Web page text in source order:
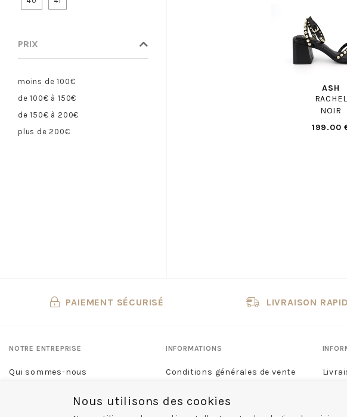
BRUNOS
BULLBOXER
BULLBOXER F
CAMPER
CERVONE H
CIENTA
CLARKS
COCO ABRICOT
PRIX
moins de 100€
de 100€ à 150€
de 150€ à 200€
plus de 200€
ASH
RACHEL
NOIR
199.00
PAIEMENT SÉCURISÉ LIVRAISON
NOTRE ENTREPRISE
Qui sommes-nous
INFORMATIONS
Conditions générales de vente
Politique de confidentialité
Nous utilisons des cookies